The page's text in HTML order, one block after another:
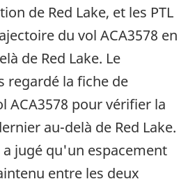
de Red Lake, et les PTL
du vol ACA3578 en
de Red Lake. Le
regardé la fiche de
ACA3578 pour vérifier la
au-delà de Red Lake.
a jugé qu'un espacement
entre les deux